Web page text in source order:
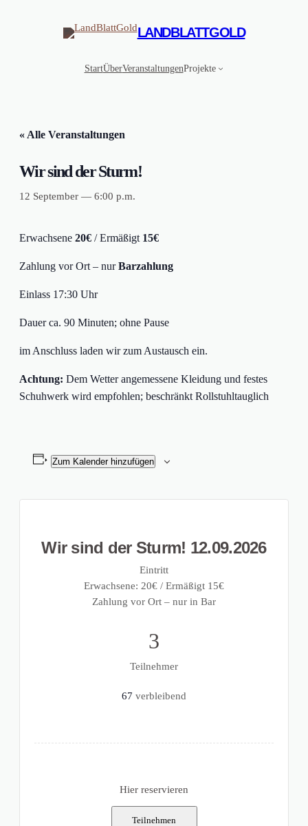
LANDBLATTGOLD
StartÜberVeranstaltungenProjekte
« Alle Veranstaltungen
Wir sind der Sturm!
12 September — 6:00 p.m.
Erwachsene 20€ / Ermäßigt 15€
Zahlung vor Ort – nurBarzahlung
Einlass 17:30 Uhr
Dauer ca. 90 Minuten; ohne Pause
im Anschluss laden wir zum Austausch ein.
Achtung: Dem Wetter angemessene Kleidung und festes
Schuhwerk wird empfohlen; beschränkt Rollstuhltauglich
Zum Kalender hinzufügen
Wir sind der Sturm! 12.09.2026
Eintritt
Erwachsene: 20€ / Ermäßigt 15€
Zahlung vor Ort – nur in Bar
3
Teilnehmer
67 verbleibend
Hier reservieren
Teilnehmen